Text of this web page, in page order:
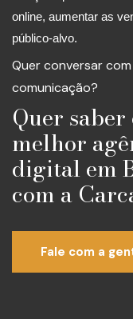
online, aumentar as
público-alvo.
Quer conversar
comunicação?
Quer
melhor
digital em
com a
Fale com a